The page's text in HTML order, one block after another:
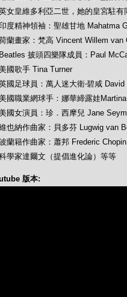
女皇維多利亞二世，她的皇宮駐有
度精神領袖：聖雄甘地 Mahatma
蘭畫家：梵高 Vincent Willem van
披頭四樂隊成員：Paul
國歌手 Tina Turner
國足球員：萬人迷大衛‧碧咸
國職業網球手：娜華締露娃
國女演員：珍．西摩兒 Jane
也納作曲家：貝多芬 Lugwig van
蘭籍作曲家：蕭邦 Frederic
學家達爾文（提倡進化論）等等
版本: